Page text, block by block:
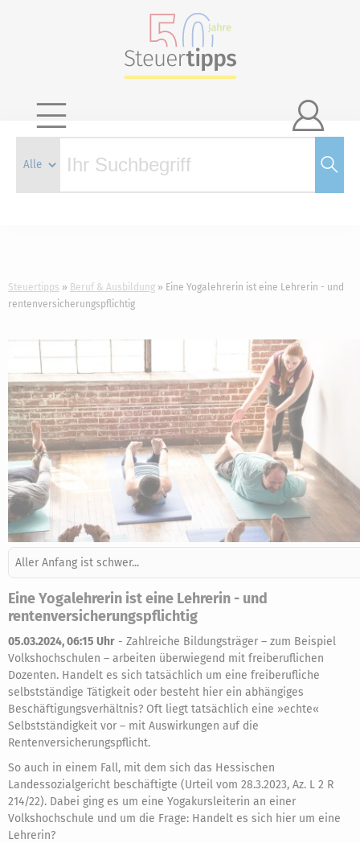

Steuertipps Beruf & Ausbildung
Eine Yogalehrerin ist eine Lehrerin - und
rentenversicherungspflichtig
Aller Anfang ist schwer...
Eine Yogalehrerin ist eine Lehrerin - und
rentenversicherungspflichtig
05.03.2024, 06:15 Uhr - Zahlreiche Bildungsträger – zum Beispiel
Volkshochschulen – arbeiten überwiegend mit freiberuflichen
Dozenten. Handelt es sich tatsächlich um eine freiberufliche
selbstständige Tätigkeit oder besteht hier ein abhängiges
Beschäftigungsverhältnis? Oft liegt tatsächlich eine »echte«
Selbstständigkeit vor – mit Auswirkungen auf die
Rentenversicherungspflicht.
So auch in einem Fall, mit dem sich das Hessischen
Landessozialgericht beschäftigte (Urteil vom 28.3.2023, Az. L 2 R
214/22). Dabei ging es um eine Yogakursleiterin an einer
Volkshochschule und um die Frage: Handelt es sich hier um eine
Lehrerin?